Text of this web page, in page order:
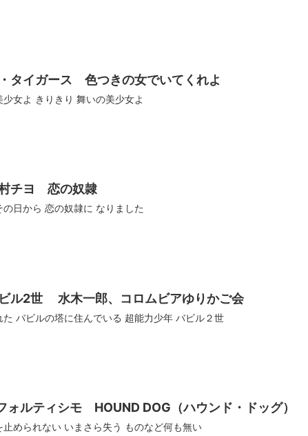
タイガース 色つきの女でいてくれよ
女よ きりきり 舞いの美少女よ
チヨ 恋の奴隷
日から 恋の奴隷に なりました
ル2世 水木一郎、コロムビアゆりかご会
バビルの塔に住んでいる 超能力少年 バビル２世
ルティシモ HOUND DOG（ハウンド・ドッグ）
止められない いまさら失う ものなど何も無い